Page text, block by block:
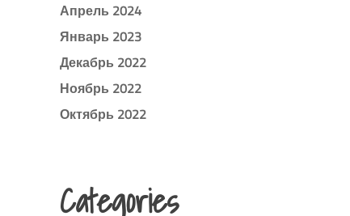
Апрель 2024
Январь 2023
Декабрь 2022
Ноябрь 2022
Октябрь 2022
Categories